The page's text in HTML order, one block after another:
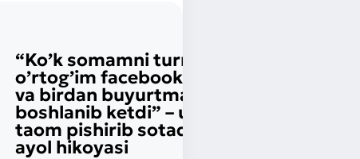
“Ko’k somamni turmush
o’rtog’im facebookka qo’ydi
va birdan buyurtmalar
boshlanib ketdi” – uyda 40 xil
taom pishirib sotadigan yosh
ayol hikoyasi